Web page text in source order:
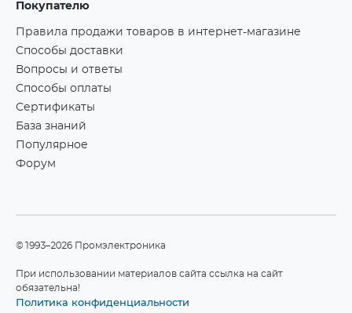
Покупателю
Правила продажи товаров в интернет-магазине
Способы доставки
Вопросы и ответы
Способы оплаты
Сертификаты
База знаний
Популярное
Форум
©1993–2026 Промэлектроника
При использовании материалов сайта ссылка на сайт
обязательна!
Политика конфиденциальности